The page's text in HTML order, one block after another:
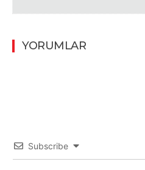
YORUMLAR
Subscribe